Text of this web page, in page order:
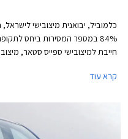
כלמוביל, יבואנית מיצובישי
84% במספר המסירות ביחס
חייבת למיצובישי ספייס סטאר,
מיצובישי, בחרה היבואנית להוזיל
קרא עוד